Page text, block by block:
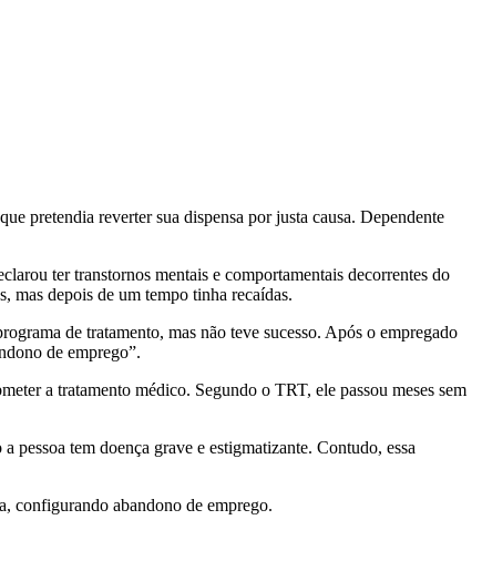
pretendia reverter sua dispensa por justa causa. Dependente
ter transtornos mentais e comportamentais decorrentes do
mas depois de um tempo tinha recaídas.
de tratamento, mas não teve sucesso. Após o empregado
de emprego”.
a tratamento médico. Segundo o TRT, ele passou meses sem
tem doença grave e estigmatizante. Contudo, essa
configurando abandono de emprego.